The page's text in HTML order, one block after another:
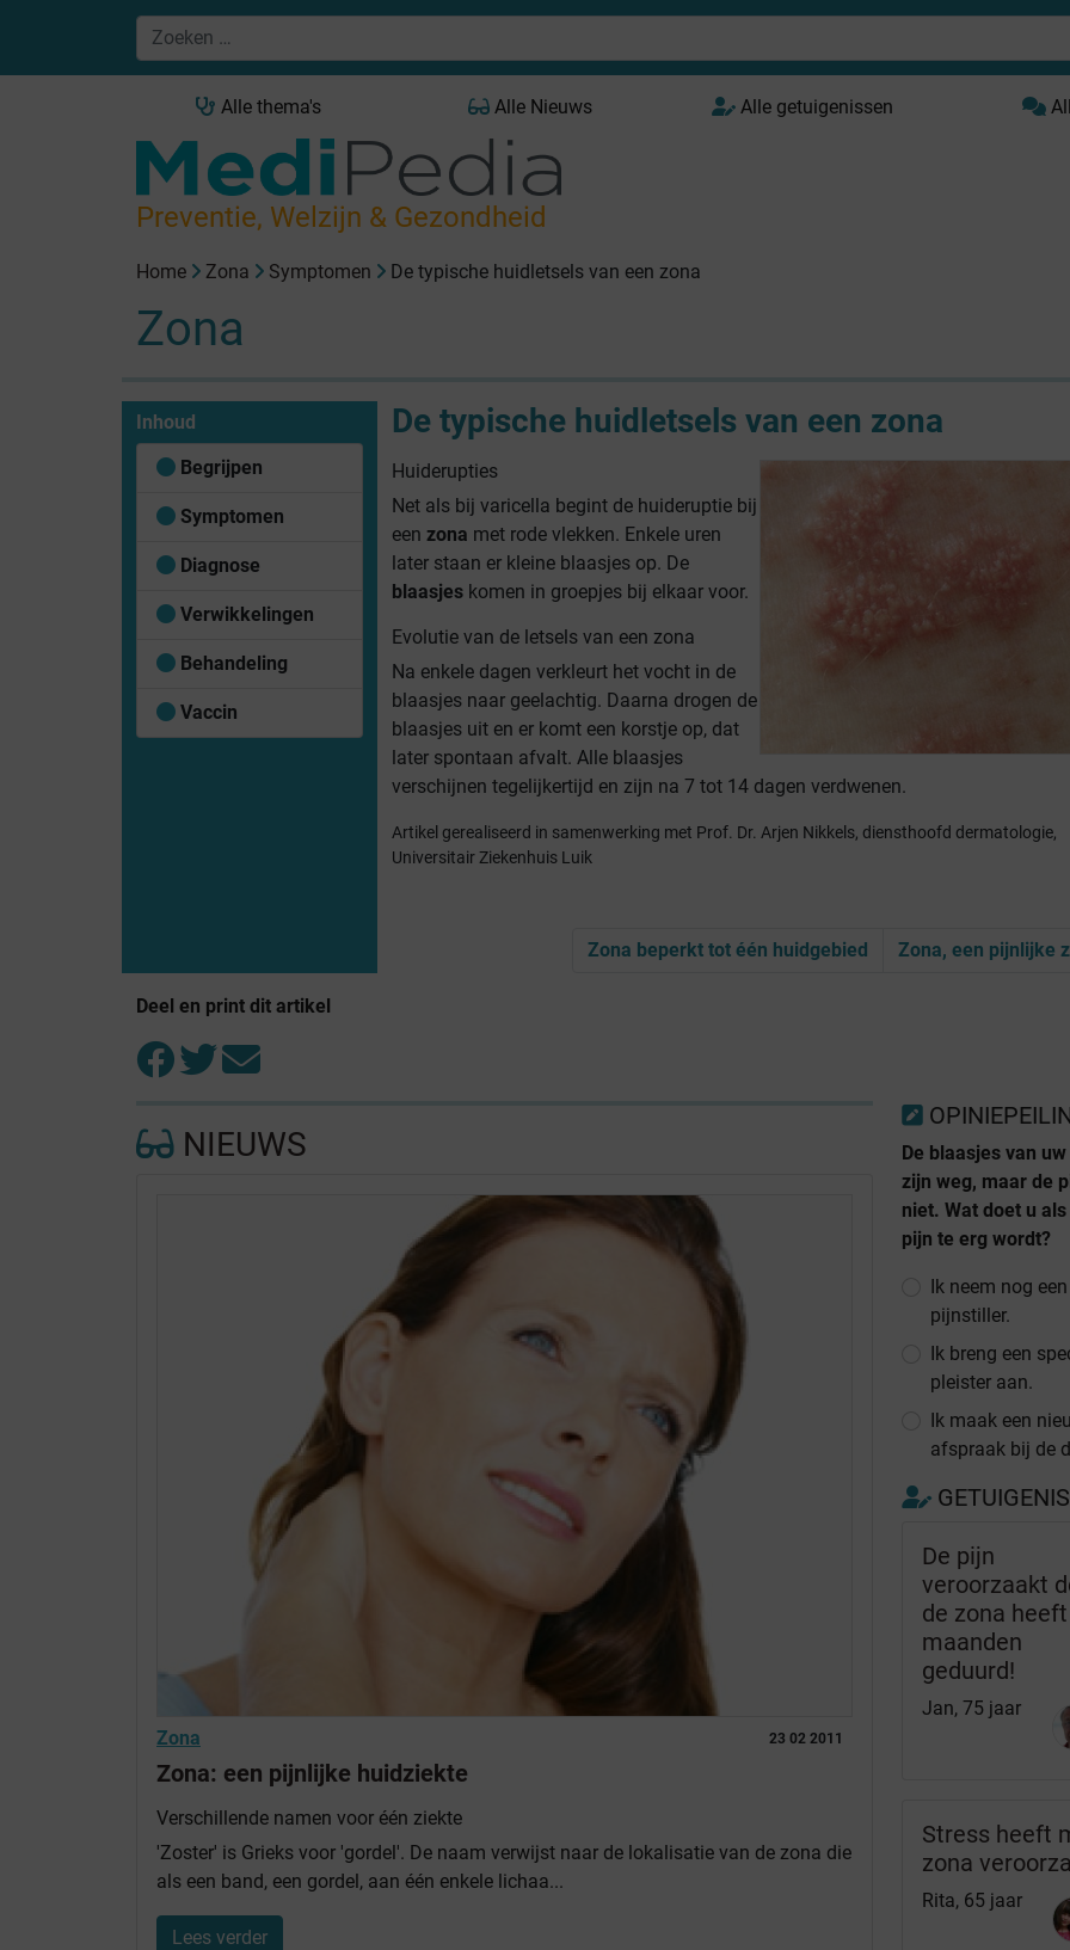
Alle thema's Alle Nieuws Alle getuigenissen
Preventie, Welzijn & Gezondheid
Home Zona Symptomen De typische huidletsels van een zona
Zona
Inhoud
Begrijpen
Symptomen
Diagnose
Verwikkelingen
Behandeling
Vaccin
De typische huidletsels van een zona
Huiderupties
Net als bij varicella begint de huideruptie bij
een zona met rode vlekken. Enkele uren
later staan er kleine blaasjes op. De
blaasjeskomen in groepjes bij elkaar voor.
Evolutie van de letsels van een zona
Na enkele dagen verkleurt het vocht in de
blaasjes naar geelachtig. Daarna drogen de
blaasjes uit en er komt een korstje op, dat
later spontaan afvalt. Alle blaasjes
verschijnen tegelijkertijd en zijn na 7 tot 14 dagen verdwenen.
Artikel gerealiseerd in samenwerking met Prof. Dr. Arjen Nikkels, diensthoofd dermatologie,
Universitair Ziekenhuis Luik
Zona beperkt tot één huidgebied Zona, een pijnlijke
Deel en print dit artikel
NIEUWS
23 02 2011
Zona
Zona: een pijnlijke huidziekte
Verschillende namen voor één ziekte
'Zoster' is Grieks voor 'gordel'. De naam verwijst naar de lokalisatie van de zona die
als een band, een gordel, aan één enkele lichaa...
Lees verder
De blaasjes van
zijn weg, maar de
niet. Wat doet u als
pijn te erg wordt?
Ik neem nog een
pijnstiller.
Ik breng een
pleister aan.
Ik maak een
afspraak bij de
De pijn
veroorzaakt
de zona heeft
maanden
geduurd!
Jan, 75 jaar
Stress heeft
zona
Rita, 65 jaar